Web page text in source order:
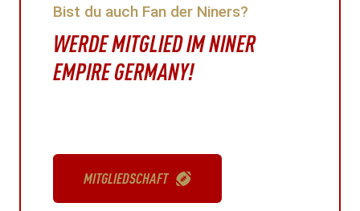
Bist du auch Fan der Niners?
WERDE MITGLIED IM NINER
EMPIRE GERMANY!
MITGLIEDSCHAFT